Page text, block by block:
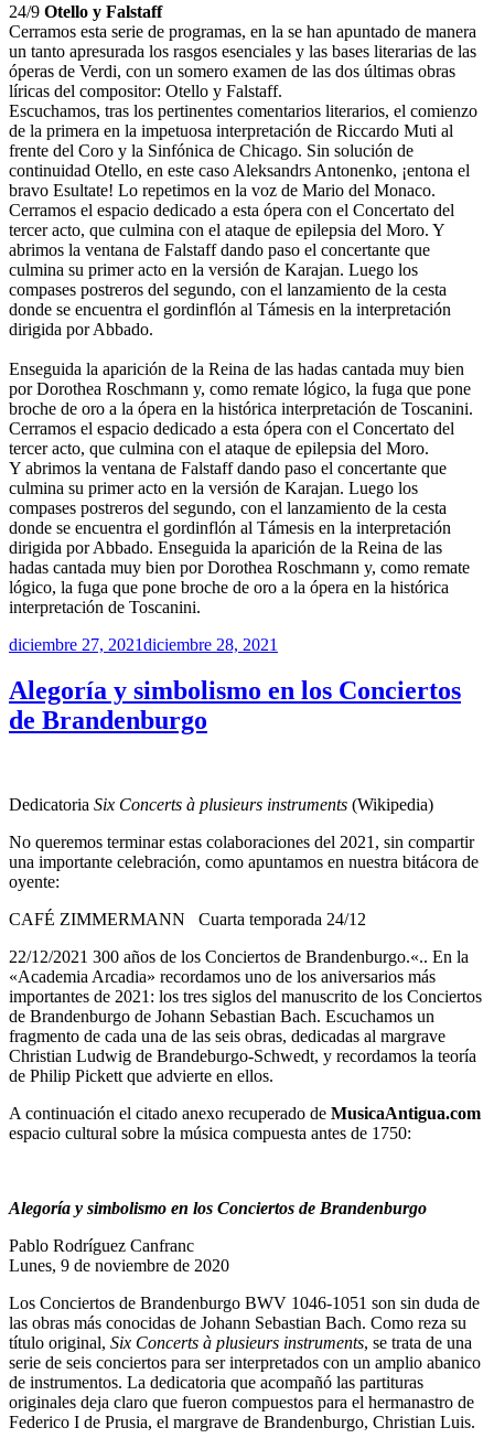
24/9 Otello y Falstaff
Cerramos esta serie de programas, en la se han apuntado de manera
un tanto apresurada los rasgos esenciales y las bases literarias de las
óperas de Verdi, con un somero examen de las dos últimas obras
líricas del compositor: Otello y Falstaff.
Escuchamos, tras los pertinentes comentarios literarios, el comienzo
de la primera en la impetuosa interpretación de Riccardo Muti al
frente del Coro y la Sinfónica de Chicago. Sin solución de
continuidad Otello, en este caso Aleksandrs Antonenko, ¡entona el
bravo Esultate! Lo repetimos en la voz de Mario del Monaco.
Cerramos el espacio dedicado a esta ópera con el Concertato del
tercer acto, que culmina con el ataque de epilepsia del Moro. Y
abrimos la ventana de Falstaff dando paso el concertante que
culmina su primer acto en la versión de Karajan. Luego los
compases postreros del segundo, con el lanzamiento de la cesta
donde se encuentra el gordinflón al Támesis en la interpretación
dirigida por Abbado.
Enseguida la aparición de la Reina de las hadas cantada muy bien
por Dorothea Roschmann y, como remate lógico, la fuga que pone
broche de oro a la ópera en la histórica interpretación de Toscanini.
Cerramos el espacio dedicado a esta ópera con el Concertato del
tercer acto, que culmina con el ataque de epilepsia del Moro.
Y abrimos la ventana de Falstaff dando paso el concertante que
culmina su primer acto en la versión de Karajan. Luego los
compases postreros del segundo, con el lanzamiento de la cesta
donde se encuentra el gordinflón al Támesis en la interpretación
dirigida por Abbado. Enseguida la aparición de la Reina de las
hadas cantada muy bien por Dorothea Roschmann y, como remate
lógico, la fuga que pone broche de oro a la ópera en la histórica
interpretación de Toscanini.
Publicado
diciembre 27, 2021diciembre 28, 2021
Alegoría y simbolismo en los Conciertos
de Brandenburgo
Dedicatoria Six Concerts à plusieurs instruments (Wikipedia)
No queremos terminar estas colaboraciones del 2021, sin compartir
una importante celebración, como apuntamos en nuestra bitácora de
oyente:
CAFÉ ZIMMERMANN Cuarta temporada 24/12
22/12/2021 300 años de los Conciertos de Brandenburgo.«.. En la
«Academia Arcadia» recordamos uno de los aniversarios más
importantes de 2021: los tres siglos del manuscrito de los Conciertos
de Brandenburgo de Johann Sebastian Bach. Escuchamos un
fragmento de cada una de las seis obras, dedicadas al margrave
Christian Ludwig de Brandeburgo-Schwedt, y recordamos la teoría
de Philip Pickett que advierte en ellos.
A continuación el citado anexo recuperado de MusicaAntigua.com
espacio cultural sobre la música compuesta antes de 1750:
Alegoría y simbolismo en los Conciertos de Brandenburgo
Pablo Rodríguez Canfranc
Lunes, 9 de noviembre de 2020
Los Conciertos de Brandenburgo BWV 1046-1051 son sin duda de
las obras más conocidas de Johann Sebastian Bach. Como reza su
título original, Six Concerts à plusieurs instruments, se trata de una
serie de seis conciertos para ser interpretados con un amplio abanico
de instrumentos. La dedicatoria que acompañó las partituras
originales deja claro que fueron compuestos para el hermanastro de
Federico I de Prusia, el margrave de Brandenburgo, Christian Luis.